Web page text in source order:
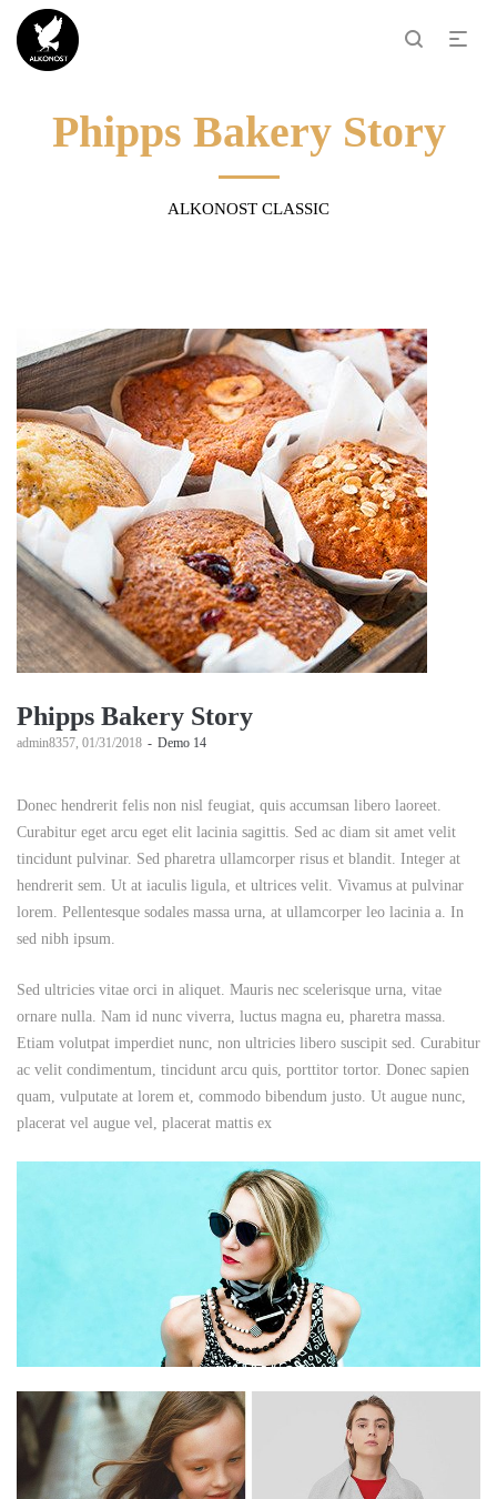
Phipps Bakery Story
ALKONOST CLASSIC
Phipps Bakery Story
by
admin8357 01/31/2018 Demo 14
Donec hendrerit felis non nisl feugiat, quis accumsan libero laoreet.
Curabitur eget arcu eget elit lacinia sagittis. Sed ac diam sit amet velit
tincidunt pulvinar. Sed pharetra ullamcorper risus et blandit. Integer at
hendrerit sem. Ut at iaculis ligula, et ultrices velit. Vivamus at pulvinar
lorem. Pellentesque sodales massa urna, at ullamcorper leo lacinia a. In
sed nibh ipsum.
Sed ultricies vitae orci in aliquet. Mauris nec scelerisque urna, vitae
ornare nulla. Nam id nunc viverra, luctus magna eu, pharetra massa.
Etiam volutpat imperdiet nunc, non ultricies libero suscipit sed. Curabitur
ac velit condimentum, tincidunt arcu quis, porttitor tortor. Donec sapien
quam, vulputate at lorem et, commodo bibendum justo. Ut augue nunc,
placerat vel augue vel, placerat mattis ex